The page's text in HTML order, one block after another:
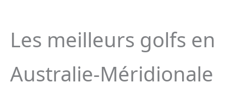
Les meilleurs golfs en
Australie-Méridionale